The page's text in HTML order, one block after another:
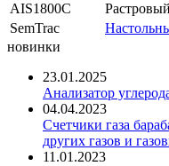
AIS1800C
SemTrac
новинки
23.01.2025
Анализатор
04.04.2023
Счетчики газа
других газов и
11.01.2023